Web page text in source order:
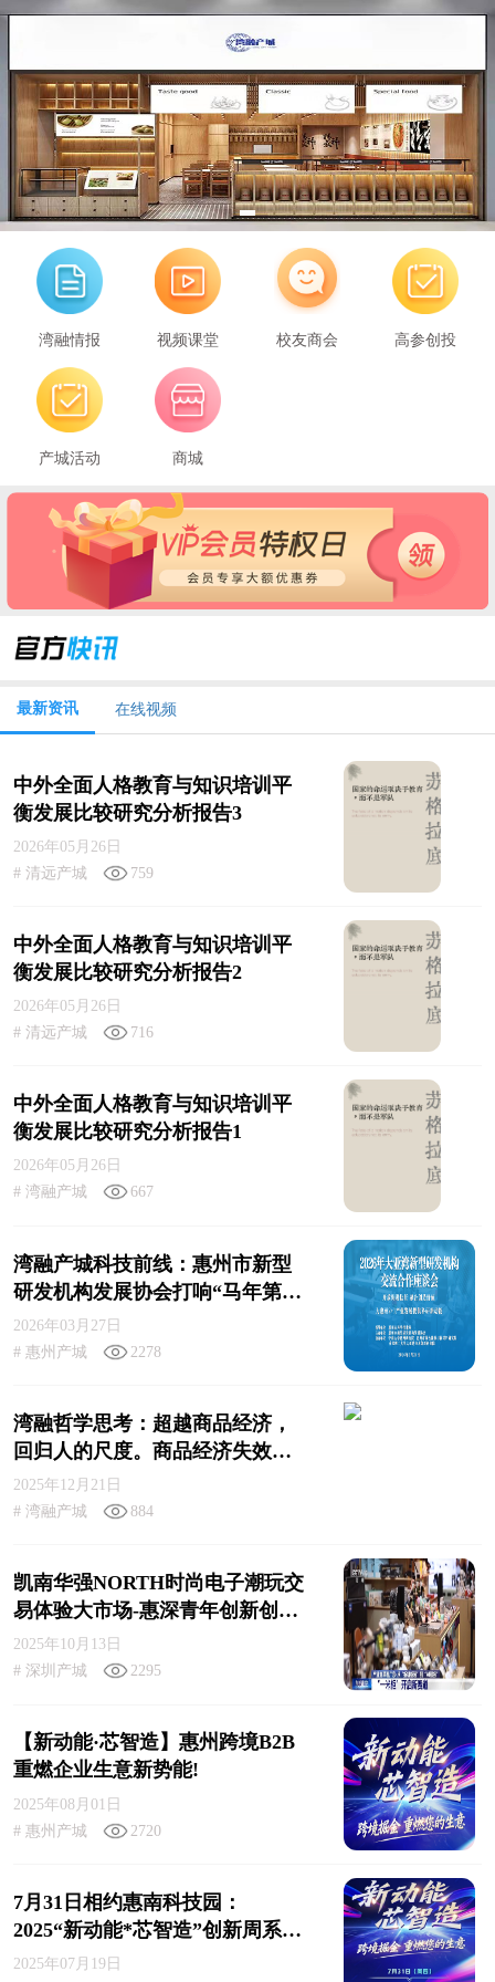
湾融情报 视频课堂 校友商会 高参创投
产城活动 商城
最新资讯 在线视频
中外全面人格教育与知识培训平
衡发展比较研究分析报告3
2026年05月26日
# 清远产城
759
中外全面人格教育与知识培训平
衡发展比较研究分析报告2
2026年05月26日
# 清远产城
716
中外全面人格教育与知识培训平
衡发展比较研究分析报告1
2026年05月26日
# 湾融产城
667
湾融产城科技前线：惠州市新型
研发机构发展协会打响“马年第一
炮”！
2026年03月27日
# 惠州产城
2278
湾融哲学思考：超越商品经济，
回归人的尺度。商品经济失效后
走向何方？
2025年12月21日
# 湾融产城
884
凯南华强NORTH时尚电子潮玩交
易体验大市场-惠深青年创新创业
创富首站！
2025年10月13日
# 深圳产城
2295
【新动能·芯智造】惠州跨境B2B
重燃企业生意新势能!
2025年08月01日
# 惠州产城
2720
7月31日相约惠南科技园：
2025“新动能*芯智造”创新周系列
主题活动第一场——跨境掘金 重
2025年07月19日